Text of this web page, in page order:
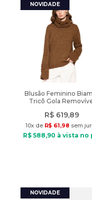
Blusão Feminino
Tricô Gola
R$ 619,89
10x de R$ 61,98 sem
R$ 588,90 à vista no